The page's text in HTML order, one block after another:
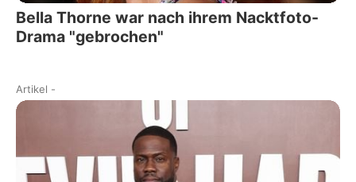
Bella Thorne war nach ihrem Nacktfoto-
Drama "gebrochen"
Artikel -